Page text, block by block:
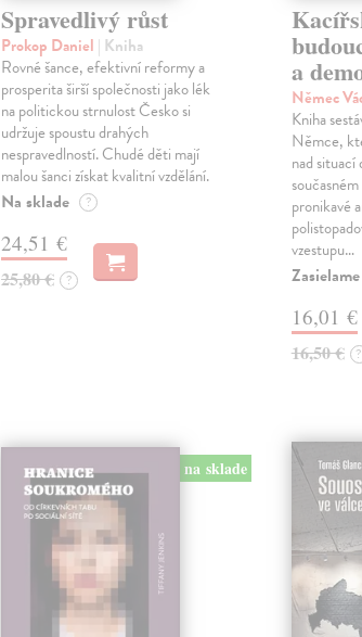
Spravedlivý růst
Prokop Daniel | Kniha
Rovné šance, efektivní reformy a
prosperita širší společnosti jako lék
na politickou strnulost Česko si
udržuje spoustu drahých
nespravedlností. Chudé děti mají
malou šanci získat kvalitní vzdělání.
Na sklade ?
24,51 €
25,80 € ?
a
Němec
Kniha
Němce,
nad situací
pronikavé
vzestupu…
16,01 €
16,50 € ?
na sklade